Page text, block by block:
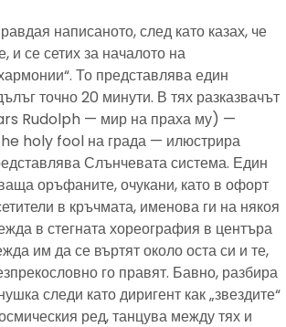
написаното, след като казах, че
и се сетих за началото на
То представлява един
точно 20 минути. В тях разказвачът
Rudolph — мир на праха му) —
holy fool на града — илюстрира
Слънчевата система. Един
оръфаните, очукани, като в офорт
в кръчмата, именова ги на някоя
в стегната хореография в центъра
им да се въртят около оста си и те,
го правят. Бавно, разбира
следи като диригент как „звездите“
ред, танцува между тях и